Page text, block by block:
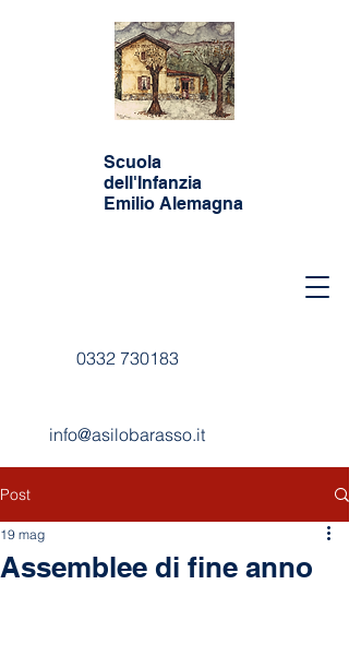
Scuola
dell'Infanzia
Emilio Alemagna
0332 730183
info@asilobarasso.it
Post
Assemblee di fine anno
19 mag